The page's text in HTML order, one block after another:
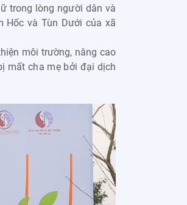
trong lòng người dân và
Hốc và Tùn Dưới của xã
môi trường, nâng cao
mất cha mẹ bởi đại dịch